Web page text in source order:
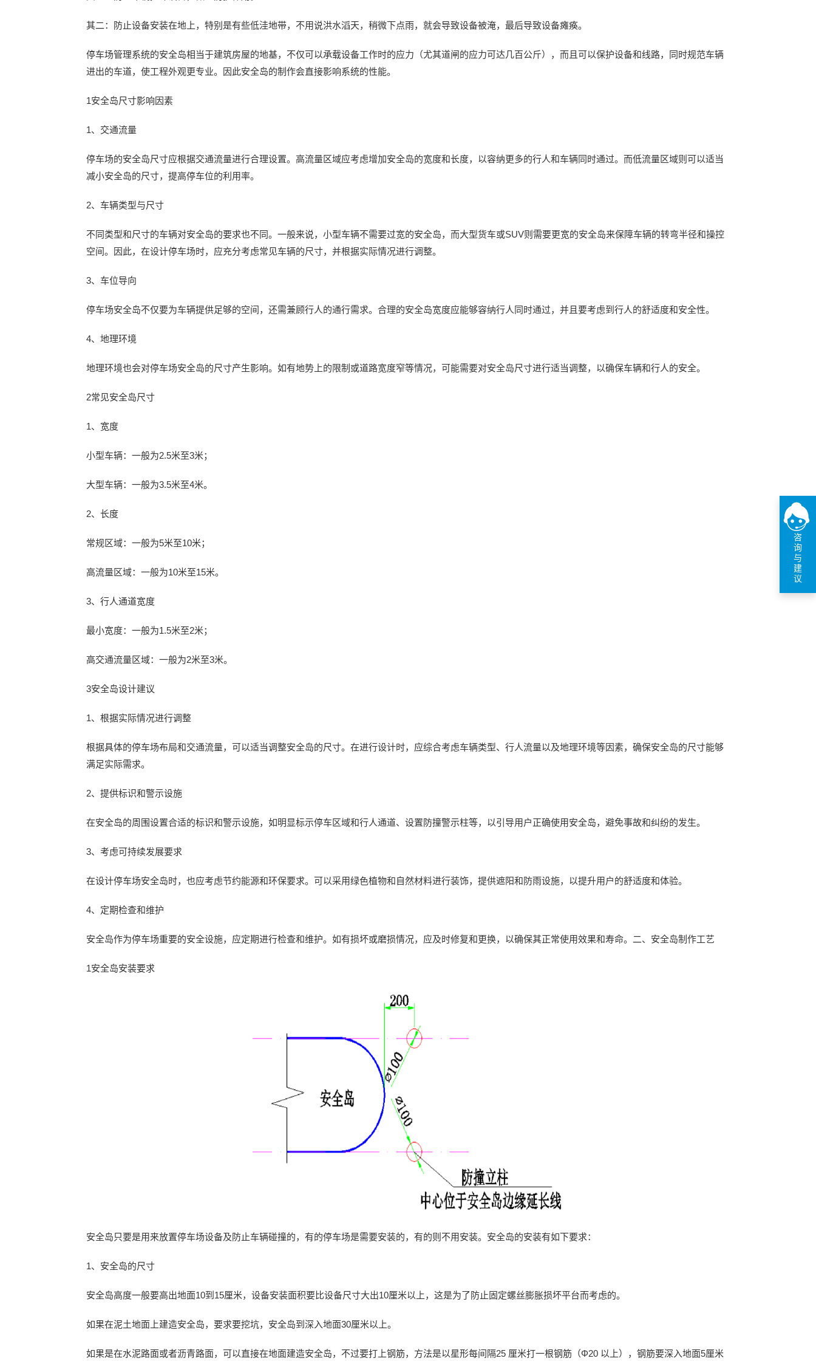
其二：防止设备安装在地上，特别是有些低洼地带，不用说洪水滔天，稍微下点雨，就会导致设备被淹，最后导致设备瘫痪。
停车场管理系统的安全岛相当于建筑房屋的地基，不仅可以承载设备工作时的应力（尤其道闸的应力可达几百公斤），而且可以保护设备和线路，同时规范车辆
进出的车道，使工程外观更专业。因此安全岛的制作会直接影响系统的性能。
1安全岛尺寸影响因素
1、交通流量
停车场的安全岛尺寸应根据交通流量进行合理设置。高流量区域应考虑增加安全岛的宽度和长度，以容纳更多的行人和车辆同时通过。而低流量区域则可以适当
减小安全岛的尺寸，提高停车位的利用率。
2、车辆类型与尺寸
不同类型和尺寸的车辆对安全岛的要求也不同。一般来说，小型车辆不需要过宽的安全岛，而大型货车或SUV则需要更宽的安全岛来保障车辆的转弯半径和操控
空间。因此，在设计停车场时，应充分考虑常见车辆的尺寸，并根据实际情况进行调整。
3、车位导向
停车场安全岛不仅要为车辆提供足够的空间，还需兼顾行人的通行需求。合理的安全岛宽度应能够容纳行人同时通过，并且要考虑到行人的舒适度和安全性。
4、地理环境
地理环境也会对停车场安全岛的尺寸产生影响。如有地势上的限制或道路宽度窄等情况，可能需要对安全岛尺寸进行适当调整，以确保车辆和行人的安全。
2常见安全岛尺寸
1、宽度
小型车辆：一般为2.5米至3米；
大型车辆：一般为3.5米至4米。
2、长度
常规区域：一般为5米至10米；
高流量区域：一般为10米至15米。
3、行人通道宽度
最小宽度：一般为1.5米至2米；
高交通流量区域：一般为2米至3米。
3安全岛设计建议
1、根据实际情况进行调整
根据具体的停车场布局和交通流量，可以适当调整安全岛的尺寸。在进行设计时，应综合考虑车辆类型、行人流量以及地理环境等因素，确保安全岛的尺寸能够
满足实际需求。
2、提供标识和警示设施
在安全岛的周围设置合适的标识和警示设施，如明显标示停车区域和行人通道、设置防撞警示柱等，以引导用户正确使用安全岛，避免事故和纠纷的发生。
3、考虑可持续发展要求
在设计停车场安全岛时，也应考虑节约能源和环保要求。可以采用绿色植物和自然材料进行装饰，提供遮阳和防雨设施，以提升用户的舒适度和体验。
4、定期检查和维护
安全岛作为停车场重要的安全设施，应定期进行检查和维护。如有损坏或磨损情况，应及时修复和更换，以确保其正常使用效果和寿命。二、安全岛制作工艺
1安全岛安装要求
安全岛只要是用来放置停车场设备及防止车辆碰撞的，有的停车场是需要安装的，有的则不用安装。安全岛的安装有如下要求：
1、安全岛的尺寸
安全岛高度一般要高出地面10到15厘米，设备安装面积要比设备尺寸大出10厘米以上，这是为了防止固定螺丝膨胀损坏平台而考虑的。
如果在泥土地面上建造安全岛，要求要挖坑，安全岛到深入地面30厘米以上。
如果是在水泥路面或者沥青路面，可以直接在地面建造安全岛，不过要打上钢筋，方法是以星形每间隔25 厘米打一根钢筋（Φ20 以上），钢筋要深入地面5厘米
咨
询
与
建
议